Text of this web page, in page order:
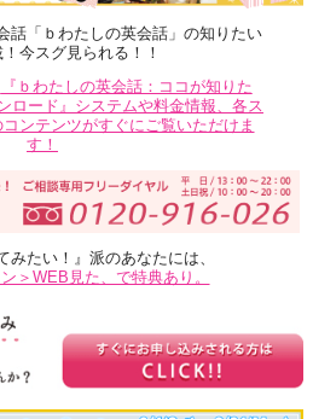
話「ｂわたしの英会話」の知りたい
今スグ見られる！！
『ｂわたしの英会話：ココが知りた
ロード』システムや料金情報、各ス
ンテンツがすぐにご覧いただけま
す！
たい！』派のあなたには、
＞WEB見た、で特典あり。